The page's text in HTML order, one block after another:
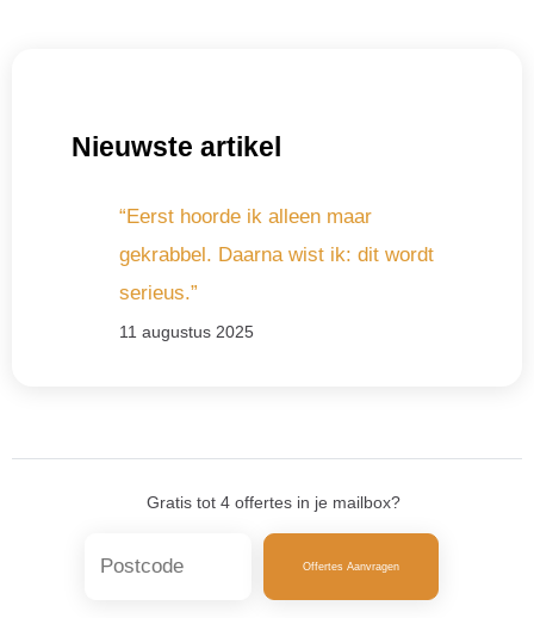
Nieuwste artikel
“Eerst hoorde ik alleen maar
gekrabbel. Daarna wist ik: dit wordt
serieus.”
11 augustus 2025
Gratis tot 4 offertes in je mailbox?
Offertes Aanvragen